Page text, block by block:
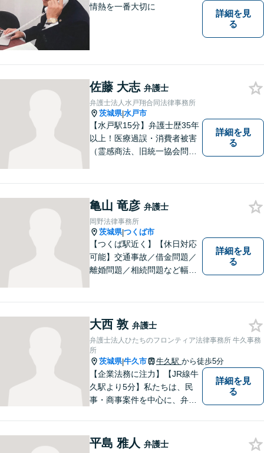
情熱を一番大切に
詳細を見
る
佐藤 大志 弁護士
弁護士法人水戸翔合同法律事務所
茨城県|水戸市
【水戸駅15分】弁護士歴35年
以上！医療過誤・消費者被害
（霊感商法、旧統一協会問題
し、解決へと導いてまいりま
す。お気軽にご相談くださ
い。【メール24時間受付中】
詳細を見
る
亀山 竜彦 弁護士
岡野法律事務所
茨城県|つくば市
【つくば駅近く】【休日対応
可能】交通事故／借金問題／
離婚問題／相続問題など幅広
実現するために精一杯努力い
たします。お気軽にご相談く
ださい。
詳細を見
る
大西 敦 弁護士
弁護士法人ひたちのフロンティア法律事務所 牛久事務
所
茨城県|牛久市 牛久駅 から徒歩5分
【企業法務に注力】【JR線牛
久駅より5分】私たちは、民
事・商事案件を中心に、弁護
は法律資料を迅速に用いた、
詳細を見
る
平島 雅人 弁護士